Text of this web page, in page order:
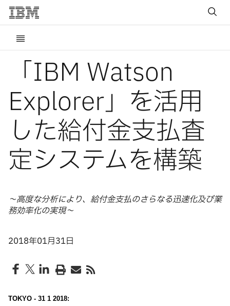
「IBM Watson
Explorer」を活用
した給付金支払査
定システムを構築
～高度な分析により、給付金支払のさらなる迅速化及び業
務効率化の実現～
2018年01月31日
TOKYO - 31 1 2018: